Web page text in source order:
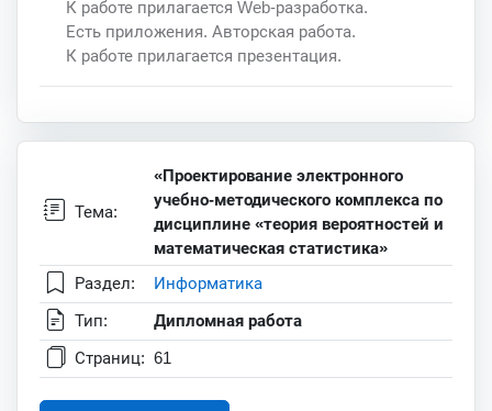
К работе прилагается Web-разработка.
Есть приложения. Авторская работа.
К работе прилагается презентация.
Тема:
«Проектирование электронного
учебно-методического комплекса по
дисциплине «теория вероятностей и
математическая статистика»
Раздел:
Информатика
Тип:
Дипломная работа
Страниц: 61